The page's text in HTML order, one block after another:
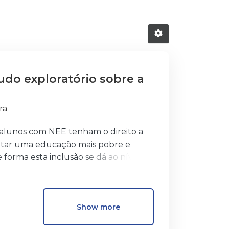
exploratório sobre a
com NEE tenham o direito a
uma educação mais pobre e
esta inclusão se dá ao nível do
Na componente teórica
e superior, aprofundando este
da situação da educação
o papel da escola e do
Show more